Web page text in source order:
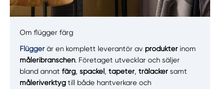
Om flügger färg
Flüggerär en komplett leverantör av produkterinom
måleribranschen. Företaget utvecklar och säljer
bland annatfärg,spackel,tapeter,trälackersamt
måleriverktygtill både hantverkare och